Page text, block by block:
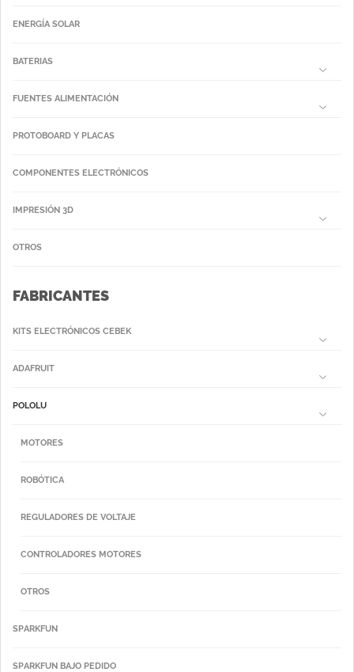
ENERGÍA SOLAR
BATERIAS
FUENTES ALIMENTACIÓN
PROTOBOARD Y PLACAS
COMPONENTES ELECTRÓNICOS
IMPRESIÓN 3D
OTROS
FABRICANTES
KITS ELECTRÓNICOS CEBEK
ADAFRUIT
POLOLU
MOTORES
ROBÓTICA
REGULADORES DE VOLTAJE
CONTROLADORES MOTORES
OTROS
SPARKFUN
SPARKFUN BAJO PEDIDO